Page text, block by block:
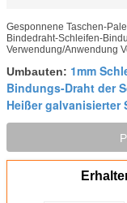
Gesponnene Taschen-
Bindedraht-Schleifen-
Verwendung/Anwendung
Umbauten: 1mm
Bindungs-Draht der
Heißer